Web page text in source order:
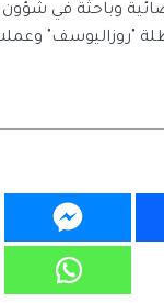
وباحثة في شؤون
"روزاليوسف"